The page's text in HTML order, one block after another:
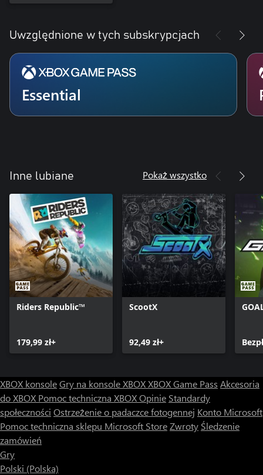
Uwzględnione w tych subskrypcjach
Essential
Inne lubiane Pokaż wszystko
Riders Republic™
179,99 zł+
ScootX
92,49 zł+
XBOX konsoleGry na konsole XBOXXBOX Game Pass Akcesoria
do XBOX Pomoc techniczna XBOXOpinie Standardy
społeczności Ostrzeżenie o padaczce fotogennej Konto Microsoft
Pomoc techniczna sklepu Microsoft StoreZwroty Śledzenie
zamówień
Gry
Polski (Polska)